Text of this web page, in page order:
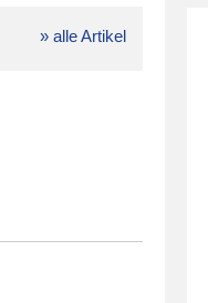
» alle Artikel